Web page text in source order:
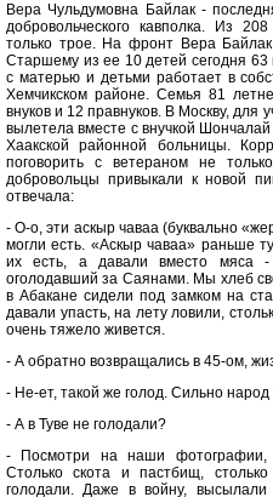
Вера Чульдумовна Байлак -
добровольческого кавполка. Из
только трое. На фронт Вера
Старшему из ее 10 детей сегодня
с матерью и детьми работает в
Хемчикском районе. Семья 81
внуков и 12 правнуков. В Москву,
вылетела вместе с внучкой
Хаакской районной больницы.
поговорить с ветераном не
добровольцы привыкали к новой
отвечала:
- О-о, эти аскыр чаваа (буквально
могли есть. «Аскыр чаваа» раньше
их есть, а давали вместо мяса
оголодавший за Саянами. Мы хлеб
в Абакане сидели под замком на
давали упасть, на лету ловили,
очень тяжело живется.
- А обратно возвращались в 45-ом,
- Не-ет, такой же голод. Сильно народ
- А в Туве не голодали?
- Посмотри на наши фотографии,
Столько скота и пастбищ,
голодали. Даже в войну,